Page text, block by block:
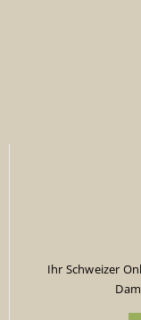
Ihr Schweizer